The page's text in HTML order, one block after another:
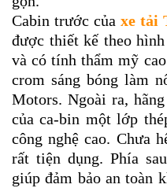
Cabin trước của xe tải
được thiết kế theo
và có tính thẩm mỹ
crom sáng bóng làm
Motors. Ngoài ra,
của ca-bin một lớp
công nghệ cao. Chưa
rất tiện dụng. Phía
giúp đảm bảo an toàn